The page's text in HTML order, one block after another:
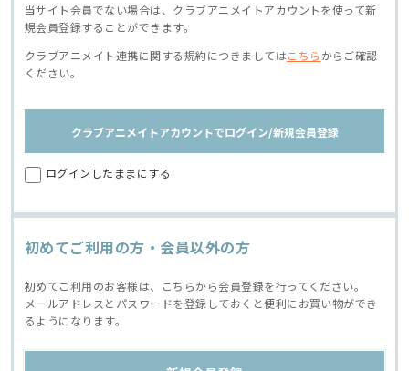
当サイト会員でない場合は、クラブアニメイトアカウントを使って新
規会員登録することができます。
クラブアニメイト連携に関する規約につきましてはこちら からご確認
ください。
クラブアニメイトアカウントでログイン/新規会員登録
ログインしたままにする
初めてご利用の方・会員以外の方
初めてご利用のお客様は、こちらから会員登録を行ってください。
メールアドレスとパスワードを登録しておくと便利にお買い物ができ
るようになります。